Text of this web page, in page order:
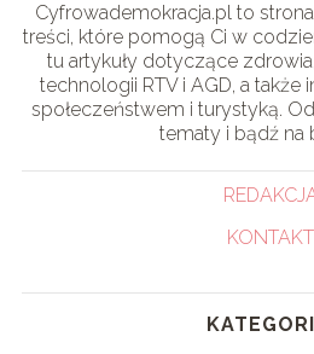
Cyfrowademokracja.pl to
treści, które pomogą Ci w
tu artykuły dotyczące
technologii RTV i AGD, a także
społeczeństwem i turystyką.
tematy i bądź na
KONTAKT